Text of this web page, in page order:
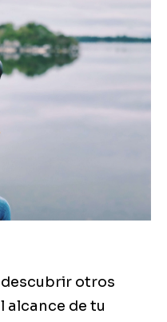
otros
alcance de tu